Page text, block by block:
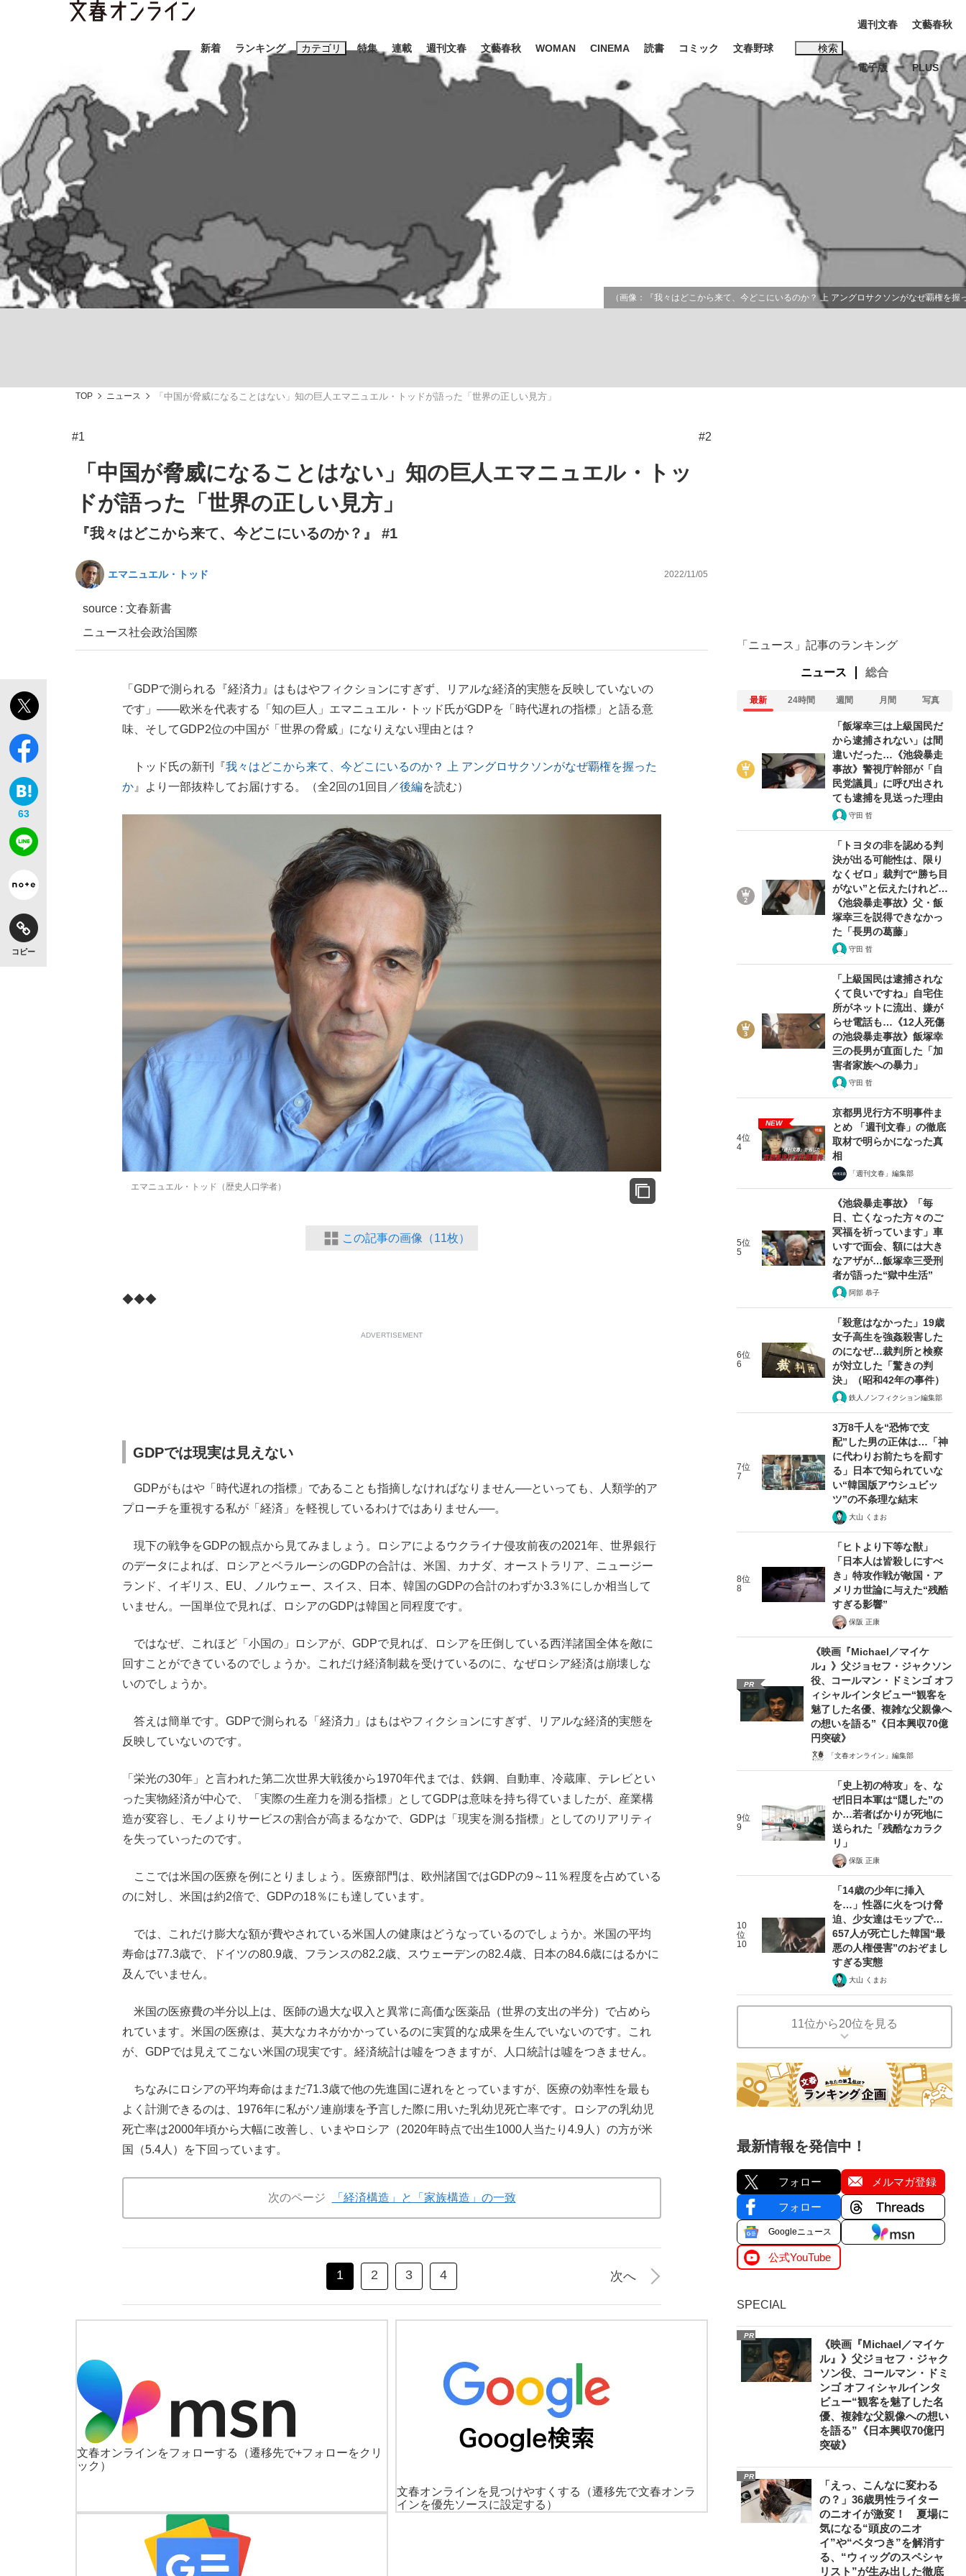
新着 ランキング カテゴリ
スクープ ライフ ビジネス インタビュー
「キオクシアの投資の桁は一つ多くてもいい」時価総額が一時トヨタ超え...
【独自】昭和の大女優・小川真由美（享年86）が鹿児島で3月に死去し...
《VIVANT》頼れる相棒・ドラムが認めた“照ノ富士に激怒され... 《BTS厳戒トーキョー滞在記》RM→渋谷で飲み会、JIN→伊豆の...
「90%は失敗する。でも…」本田圭佑が初めて明かした日本代表監督に...
もっと見る
特集
終戦から81年
キングの誕生を、目撃せよ。
連載 週刊文春 文藝春秋 WOMAN CINEMA 読書 コミック 文春野球 検索
キーワード入力
おすすめのキーワードタグ一覧
#城彰二 #内田有紀
#松田聖子
週刊文春
電子版
文藝春秋
PLUS
TOP ニュース 「中国が脅威になることはない」知の巨人エマニュエル・トッドが語った「世界の正しい見方」
#1 #2
「中国が脅威になることはない」知の巨人エマニュエル・トッ
ドが語った「世界の正しい見方」
『我々はどこから来て、今どこにいるのか？』 #1
エマニュエル・トッド 2022/11/05
source : 文春新書
ニュース社会政治国際
63
コピー
「GDPで測られる『経済力』はもはやフィクションにすぎず、リアルな経済的実態を反映していないの
です」――欧米を代表する「知の巨人」エマニュエル・トッド氏がGDPを「時代遅れの指標」と語る意
味、そしてGDP2位の中国が「世界の脅威」になりえない理由とは？
トッド氏の新刊『我々はどこから来て、今どこにいるのか？ 上 アングロサクソンがなぜ覇権を握った
か 』より一部抜粋してお届けする。（全2回の1回目／後編を読む）
エマニュエル・トッド（歴史人口学者）
この記事の画像（11枚）
◆◆◆
ADVERTISEMENT
GDPでは現実は見えない
GDPがもはや「時代遅れの指標」であることも指摘しなければなりません──といっても、人類学的ア
プローチを重視する私が「経済」を軽視しているわけではありません──。
現下の戦争をGDPの観点から見てみましょう。ロシアによるウクライナ侵攻前夜の2021年、世界銀行
のデータによれば、ロシアとベラルーシのGDPの合計は、米国、カナダ、オーストラリア、ニュージー
ランド、イギリス、EU、ノルウェー、スイス、日本、韓国のGDPの合計のわずか3.3％にしか相当して
いません。一国単位で見れば、ロシアのGDPは韓国と同程度です。
ではなぜ、これほど「小国の」ロシアが、GDPで見れば、ロシアを圧倒している西洋諸国全体を敵に
回すことができているのでしょうか。これだけ経済制裁を受けているのに、なぜロシア経済は崩壊しな
いのでしょうか。
答えは簡単です。GDPで測られる「経済力」はもはやフィクションにすぎず、リアルな経済的実態を
反映していないのです。
「栄光の30年」と言われた第二次世界大戦後から1970年代までは、鉄鋼、自動車、冷蔵庫、テレビとい
った実物経済が中心で、「実際の生産力を測る指標」としてGDPは意味を持ち得ていましたが、産業構
造が変容し、モノよりサービスの割合が高まるなかで、GDPは「現実を測る指標」としてのリアリティ
を失っていったのです。
ここでは米国の医療を例にとりましょう。医療部門は、欧州諸国ではGDPの9～11％程度を占めている
のに対し、米国は約2倍で、GDPの18％にも達しています。
では、これだけ膨大な額が費やされている米国人の健康はどうなっているのでしょうか。米国の平均
寿命は77.3歳で、ドイツの80.9歳、フランスの82.2歳、スウェーデンの82.4歳、日本の84.6歳にはるかに
及んでいません。
米国の医療費の半分以上は、医師の過大な収入と異常に高価な医薬品（世界の支出の半分）で占めら
れています。米国の医療は、莫大なカネがかかっているのに実質的な成果を生んでいないのです。これ
が、GDPでは見えてこない米国の現実です。経済統計は噓をつきますが、人口統計は噓をつきません。
ちなみにロシアの平均寿命はまだ71.3歳で他の先進国に遅れをとっていますが、医療の効率性を最も
よく計測できるのは、1976年に私がソ連崩壊を予言した際に用いた乳幼児死亡率です。ロシアの乳幼児
死亡率は2000年頃から大幅に改善し、いまやロシア（2020年時点で出生1000人当たり4.9人）の方が米
国（5.4人）を下回っています。
次のページ 「経済構造」と「家族構造」の一致
1 2 3 4 次へ
文春オンラインをフォローする
（遷移先で+フォローをクリ
ック）
文春オンラインを見つけやすくする
（遷移先で文春オンラ
インを優先ソースに設定する）
「ニュース」記事のランキング
ニュース 総合
最新 24時間 週間 月間 写真
「飯塚幸三は上級国民だ
から逮捕されない」は間
違いだった…《池袋暴走
事故》警視庁幹部が「自
民党議員」に呼び出され
ても逮捕を見送った理由
守田 哲
「トヨタの非を認める判
決が出る可能性は、限り
なくゼロ」裁判で“勝ち目
がない”と伝えたけれど…
《池袋暴走事故》父・飯
塚幸三を説得できなかっ
た「長男の葛藤」
守田 哲
「上級国民は逮捕されな
くて良いですね」自宅住
所がネットに流出、嫌が
らせ電話も…《12人死傷
の池袋暴走事故》飯塚幸
三の長男が直面した「加
害者家族への暴力」
守田 哲
4位
4
NEW
京都男児行方不明事件ま
とめ 「週刊文春」の徹底
取材で明らかになった真
相
「週刊文春」編集部
5位
5
《池袋暴走事故》「毎
日、亡くなった方々のご
冥福を祈っています」車
いすで面会、額には大き
なアザが…飯塚幸三受刑
者が語った“獄中生活”
阿部 恭子
6位
6
「殺意はなかった」19歳
女子高生を強姦殺害した
のになぜ…裁判所と検察
が対立した「驚きの判
決」（昭和42年の事件）
鉄人ノンフィクション編集部
7位
7
3万8千人を“恐怖で支
配”した男の正体は…「神
に代わりお前たちを罰す
る」日本で知られていな
い“韓国版アウシュビッ
ツ”の不条理な結末
大山 くまお
8位
8
「ヒトより下等な獣」
「日本人は皆殺しにすべ
き」特攻作戦が敵国・ア
メリカ世論に与えた“残酷
すぎる影響”
保阪 正康
PR
《映画『Michael／マイケ
ル』》父ジョセフ・ジャクソン
役、コールマン・ドミンゴ オフ
ィシャルインタビュー“観客を
魅了した名優、複雑な父親像へ
の想いを語る”《日本興収70億
円突破》
「文春オンライン」編集部
9位
9
「史上初の特攻」を、な
ぜ旧日本軍は“隠した”の
か…若者ばかりが死地に
送られた「残酷なカラク
リ」
保阪 正康
10
位
10
「14歳の少年に挿入
を…」性器に火をつけ脅
迫、少女達はモップで…
657人が死亡した韓国“最
悪の人権侵害”のおぞまし
すぎる実態
大山 くまお
11位から20位を見る
最新情報を発信中！
フォロー メルマガ登録
フォロー
Googleニュース
公式YouTube
SPECIAL
PR
《映画『Michael／マイケ
ル』》父ジョセフ・ジャク
ソン役、コールマン・ドミ
ンゴ オフィシャルインタ
ビュー“観客を魅了した名
優、複雑な父親像への想い
を語る”《日本興収70億円
突破》
PR
「えっ、こんなに変わる
の？」36歳男性ライター
のニオイが激変！ 夏場に
気になる“頭皮のニオ
イ”や“ベタつき”を解消す
る、“ウィッグのスペシャ
リスト”が生み出した徹底